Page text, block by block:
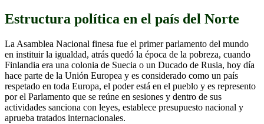
Estructura política en el país del Norte
La Asamblea Nacional finesa fue el primer parlamento del mundo
en instituir la igualdad, atrás quedó la época de la pobreza, cuando
Finlandia era una colonia de Suecia o un Ducado de Rusia, hoy día
hace parte de la Unión Europea y es considerado como un país
respetado en toda Europa, el poder está en el pueblo y es represento
por el Parlamento que se reúne en sesiones y dentro de sus
actividades sanciona con leyes, establece presupuesto nacional y
aprueba tratados internacionales.